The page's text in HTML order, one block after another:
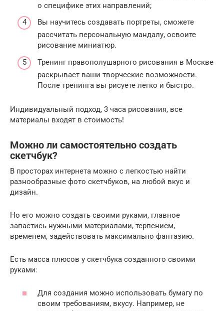
о специфике этих направлений;
Вы научитесь создавать портреты, сможете
рассчитать персональную мандалу, освоите
рисование миниатюр.
Тренинг правополушарного рисования в Москве
раскрывает ваши творческие возможности.
После тренинга вы рисуете легко и быстро.
Индивидуальный подход, 3 часа рисования, все
материалы входят в стоимость!
Можно ли самостоятельно создать
скетчбук?
В просторах интернета можно с легкостью найти
разнообразные фото скетчбуков, на любой вкус и
дизайн.
Но его можно создать своими руками, главное
запастись нужными материалами, терпением,
временем, задействовать максимально фантазию.
Есть масса плюсов у скетчбука созданного своими
руками:
Для создания можно использовать бумагу по
своим требованиям, вкусу. Например, не